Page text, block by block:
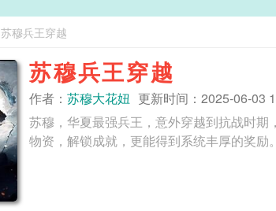
苏穆兵王穿越
苏穆兵王穿越
作者： 苏穆大花妞 更新时间：2025-06-03
苏穆，华夏最强兵王，意外穿越到抗战时